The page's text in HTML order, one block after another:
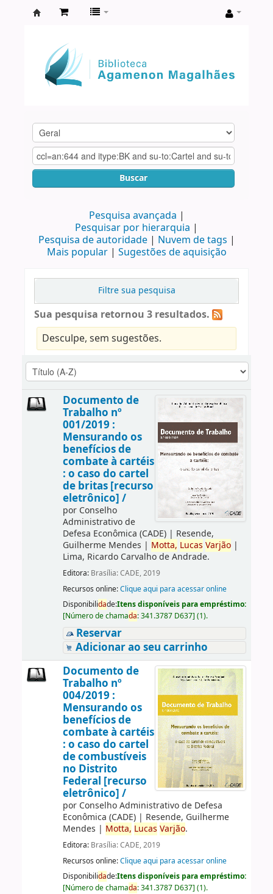
Agamenon
Magalhães
Buscar
Pesquisa avançada
Pesquisar por hierarquia
Pesquisa de autoridade
Nuvem de tags
Mais popular
Sugestões de aquisição
Filtre sua pesquisa
Sua pesquisa retornou 3 resultados.
Desculpe, sem sugestões.
Documento de
Trabalho nº
001/2019 :
Mensurando os
benefícios de
combate à cartéis
: o caso do cartel
de britas [recurso
eletrônico] /
por Conselho
Administrativo de
Defesa Econômica (CADE)| Resende,
Guilherme Mendes | Motta, Lucas Varjão|
Lima, Ricardo Carvalho de Andrade.
Editora: Brasília: CADE, 2019
Recursos online:Clique aqui para acessar online
Disponibilidade:Itens disponíveis para empréstimo:
[Número de chamada:341.3787 D637] (1).
Reservar
Adicionar ao seu carrinho
Documento de
Trabalho nº
004/2019 :
Mensurando os
benefícios de
combate à cartéis
: o caso do cartel
de combustíveis
no Distrito
Federal [recurso
eletrônico] /
por Conselho Administrativo de Defesa
Econômica (CADE)| Resende, Guilherme
Mendes | Motta, Lucas Varjão.
Editora: Brasília: CADE, 2019
Recursos online:Clique aqui para acessar online
Disponibilidade:Itens disponíveis para empréstimo:
[Número de chamada:341.3787 D637] (1).